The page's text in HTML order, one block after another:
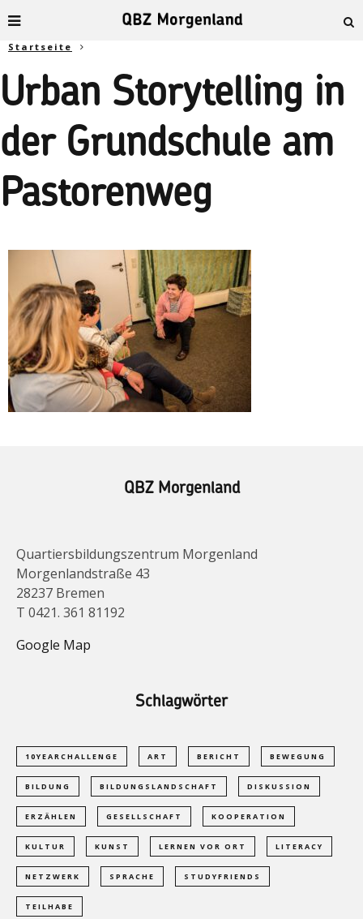
Startseite
Urban Storytelling in
der Grundschule am
Pastorenweg
QBZ Morgenland
Quartiersbildungszentrum Morgenland
Morgenlandstraße 43
28237 Bremen
T 0421. 361 81192
Google Map
Schlagwörter
10YEARCHALLENGE ART BERICHT BEWEGUNG
BILDUNG BILDUNGSLANDSCHAFT DISKUSSION
ERZÄHLEN GESELLSCHAFT KOOPERATION
KULTUR KUNST LERNEN VOR ORT LITERACY
NETZWERK SPRACHE STUDYFRIENDS
TEILHABE